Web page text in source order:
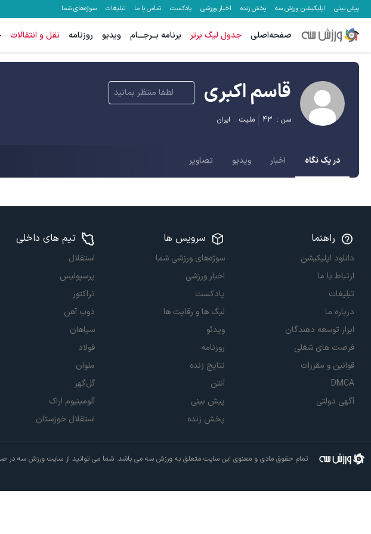
پیش بینی اپلیکیشن ورزش سه پخش زنده اخبار ورزشی پادکست تماس با ما تبلیغات سوژه‌های شما
صفحه‌اصلی جدول لیگ برتر برنامه بــرجـــام ویدیو روزنامه نقل و انتقالات
قاسم اکبری لطفا منتظر بمانید
سن : 43 ملیت : ایران
در یک نگاه اخبار ویدیو تصاویر
راهنما
دانلود اپلیکیشن
ارتباط با ما
تبلیغات
درباره ما
ابزار توسعه دهندگان
فرصت های شغلی
قوانین و مقررات
DMCA
آگهی دولتی
سرویس ها
سوژه‌های ورزشی شما
اخبار ورزشی
پادکست
لیگ ها و رقابت ها
ویدئو
روزنامه
نتایج زنده
آنتن
پیش بینی
پخش زنده
تیم های داخلی
استقلال
پرسپولیس
تراکتور
ذوب آهن
سپاهان
فولاد
ملوان
گل‌گهر
آلومینیوم اراک
استقلال خوزستان
تمام حقوق مادی و معنوی این سایت متعلق به ورزش سه می باشد. شما می توانید از سایت ورزش سه در